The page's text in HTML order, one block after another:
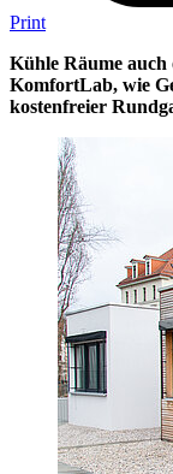
Print
Kühle Räume
KomfortLab, wie
kostenfreier